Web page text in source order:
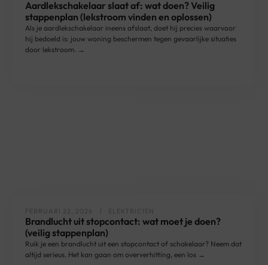
Aardlekschakelaar slaat af: wat doen? Veilig
stappenplan (lekstroom vinden en oplossen)
Als je aardlekschakelaar ineens afslaat, doet hij precies waarvoor
hij bedoeld is: jouw woning beschermen tegen gevaarlijke situaties
door lekstroom. →
FEBRUARI 22, 2026 ELEKTRICIEN
Brandlucht uit stopcontact: wat moet je doen?
(veilig stappenplan)
Ruik je een brandlucht uit een stopcontact of schakelaar? Neem dat
altijd serieus. Het kan gaan om oververhitting, een los →